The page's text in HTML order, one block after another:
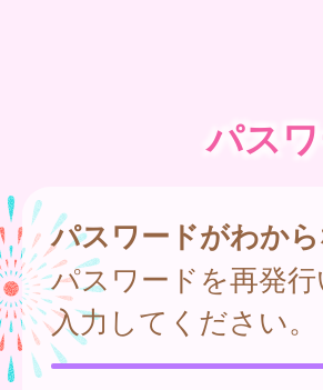
パス
パスワードがわか
パスワードを再発
入力してください。